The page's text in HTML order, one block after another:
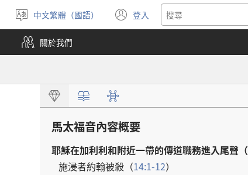
選
擇
語
言
中文繁體（國語） 登入
（開
啟
視
關於我們
馬太福音內容概要
耶穌在加利利和附近一帶的傳道職務進入尾聲 （
施浸者約翰被殺 （14:1-12）